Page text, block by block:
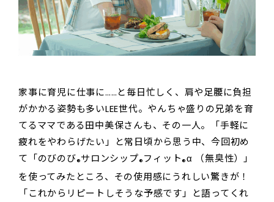
家事に育児に仕事に……と毎日忙しく、肩や足腰に負担
がかかる姿勢も多いLEE世代。やんちゃ盛りの兄弟を育
てるママである田中美保さんも、その一人。「手軽に
疲れをやわらげたい」と常日頃から思う中、今回初め
て「のびのび®サロンシップ®フィット®α （無臭性）」
を使ってみたところ、その使用感にうれしい驚きが！
「これからリピートしそうな予感です」と語ってくれ